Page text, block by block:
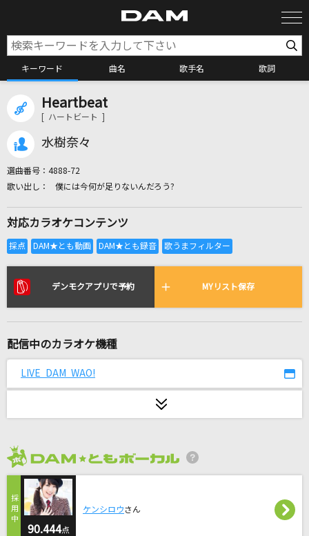
キーワード 曲名 歌手名 歌詞
全国りれき
リアルタイムで歌われている曲の一覧
[生音]今日もサクラ舞う暁に
[生音]日常革命
TRUE
17才
Heartbeat
[ ハートビート ]
水樹奈々
選曲番号： 4888-72
僕には今何が足りないんだろう?
対応カラオケコンテンツ
デンモクアプリで予約 MYリスト保存
配信中のカラオケ機種
LIVE DAM WAO!
90.444点
ケンシロウさん